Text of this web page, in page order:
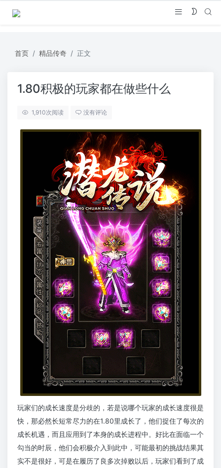
首页 精品传奇 正文
1.80积极的玩家都在做些什么
1,910次阅读 没有评论
玩家们的成长速度是分歧的，若是说哪个玩家的成长速度很是
快，那必然长短常尽力的在1.80里成长了，他们捉住了每次的
成长机遇，而且应用到了本身的成长进程中。好比在面临一个
勾当的时辰，他们会积极介入到此中，可能最初的挑战结果其
实不是很好，可是在履历了良多次掉败以后，玩家们看到了成